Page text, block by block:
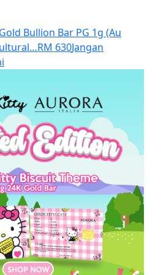
Bullion Bar PG 1g (Au
RM 630Jangan